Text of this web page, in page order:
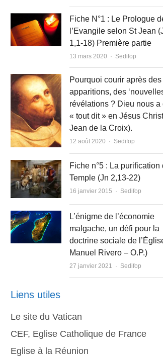
Fiche N°1 : Le Prologue
l’Evangile selon St Jean
1,1-18) Première partie
13 mars 2020 Author
Sedifop
Pourquoi courir après des
apparitions, des
révélations ? Dieu nous a
« tout dit » en Jésus
Jean de la Croix).
12 août 2020 Author
Sedifop
Fiche n°5 : La purification
Temple (Jn 2,13-22)
16 janvier 2015 Author
Sedifop
L’énigme de l’économie
malgache, un défi pour la
doctrine sociale de
Manuel Rivero – O.P.)
27 janvier 2021 Author
Sedifop
Liens utiles
Le site du Vatican
CEF, Eglise Catholique de France
Eglise à la Réunion